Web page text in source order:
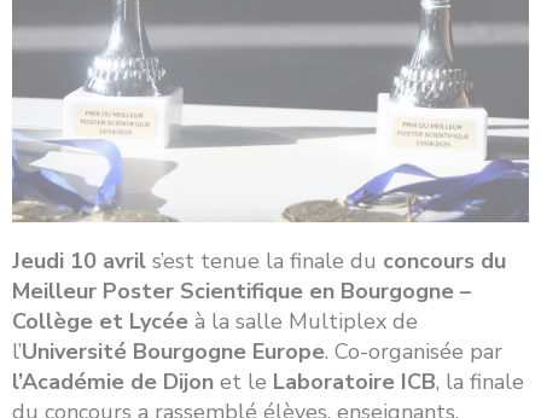
Jeudi 10 avril s’est tenue la finale du concours du
Meilleur Poster Scientifique en Bourgogne –
Collège et Lycée à la salle Multiplex de
l’Université Bourgogne Europe. Co-organisée par
l’Académie de Dijon et le Laboratoire ICB, la finale
du concours a rassemblé élèves, enseignants,